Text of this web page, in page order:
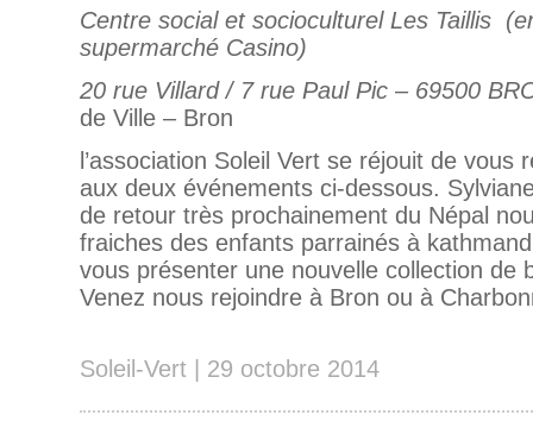
Centre social et socioculturel Les Taillis (
supermarché Casino)
20 rue Villard / 7 rue Paul Pic – 69500
de Ville – Bron
l’association Soleil Vert se réjouit de vous
aux deux événements ci-dessous.
de retour très prochainement du Népal
fraiches des enfants parrainés à
vous présenter une nouvelle collection de
Venez nous rejoindre à Bron ou à
Soleil-Vert | 29 octobre 2014